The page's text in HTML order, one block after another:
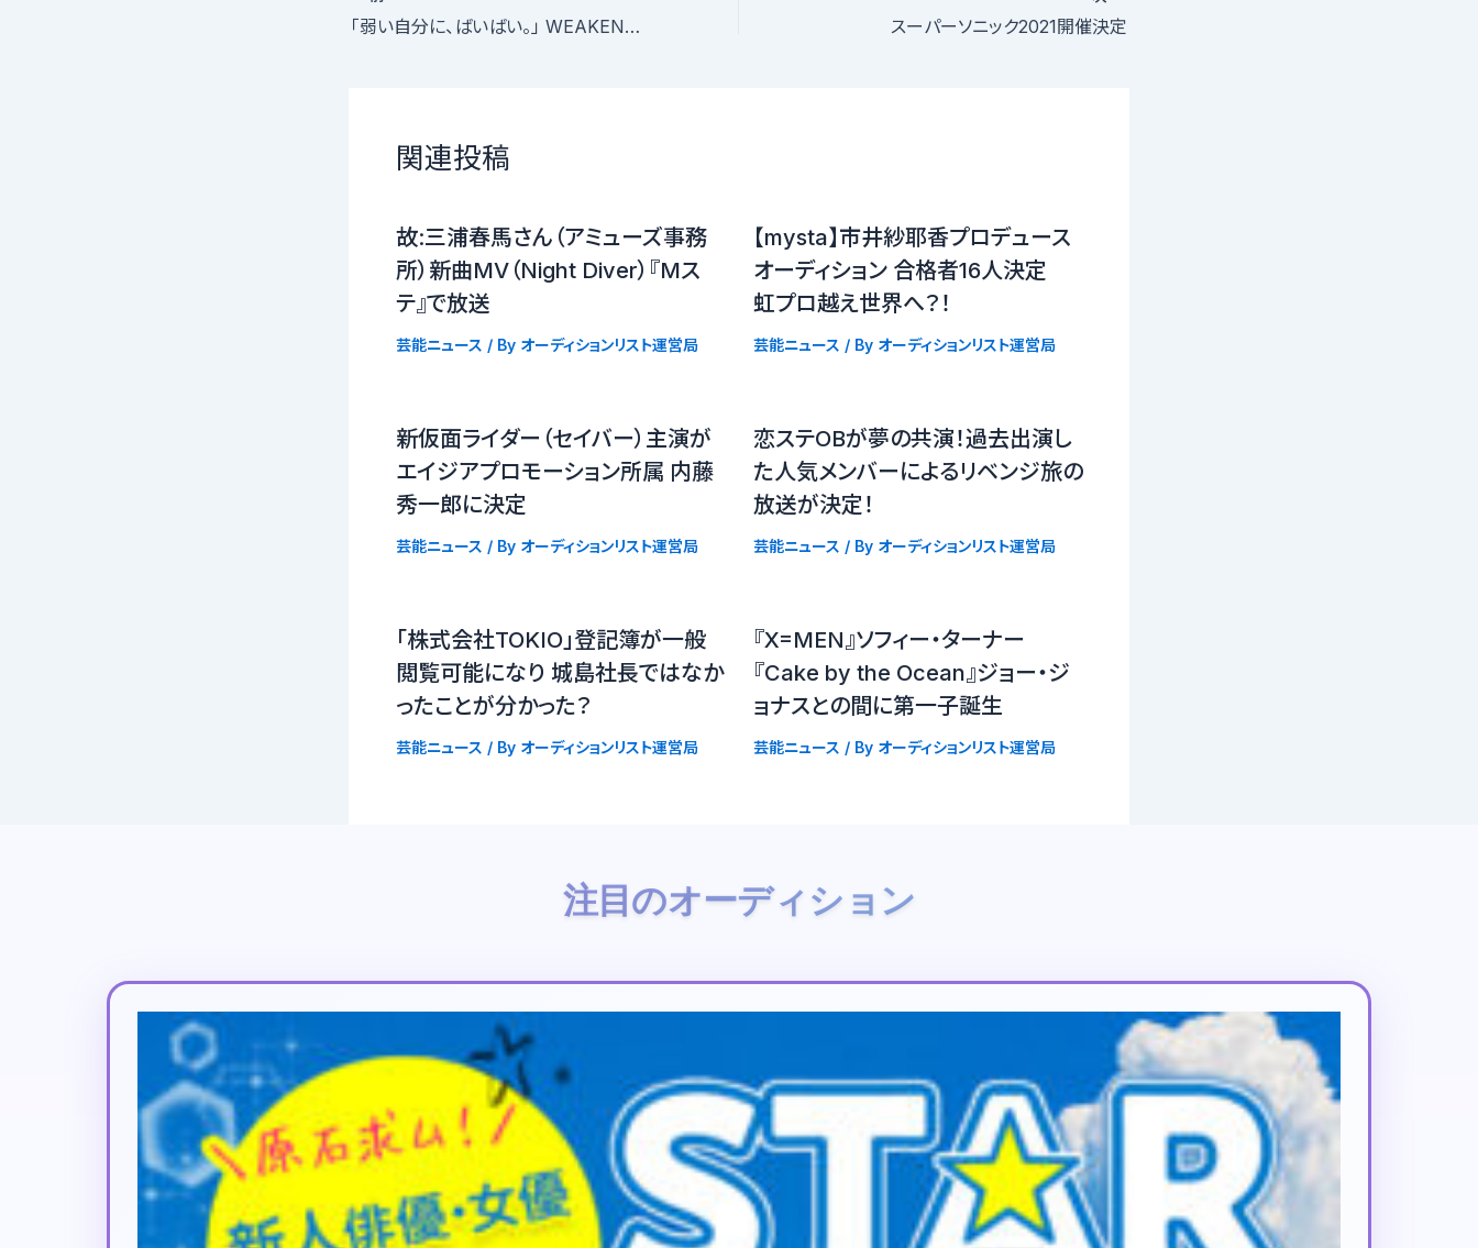
「弱い自分に、ばいばい。」 WEAKEND 追加メンバー募集 スーパーソニック2021開催決定
関連投稿
故:三浦春馬さん（アミューズ事務
所）新曲MV（Night Diver）『Mス
テ』で放送
芸能ニュース / By オーディションリスト運営局
【mysta】市井紗耶香プロデュース
オーディション 合格者16人決定
虹プロ越え世界へ？！
芸能ニュース / By オーディションリスト運営局
新仮面ライダー（セイバー）主演が
エイジアプロモーション所属 内藤
秀一郎に決定
芸能ニュース / By オーディションリスト運営局
恋ステOBが夢の共演！過去出演し
た人気メンバーによるリベンジ旅の
放送が決定！
芸能ニュース / By オーディションリスト運営局
「株式会社TOKIO」登記簿が一般
閲覧可能になり 城島社長ではなか
ったことが分かった？
芸能ニュース / By オーディションリスト運営局
『X=MEN』ソフィー・ターナー
『Cake by the Ocean』ジョー・ジ
ョナスとの間に第一子誕生
芸能ニュース / By オーディションリスト運営局
注目のオーディション